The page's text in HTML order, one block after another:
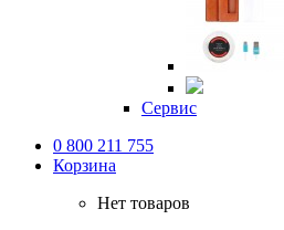
Сервис
0 800 211 755
Корзина
Нет товаров